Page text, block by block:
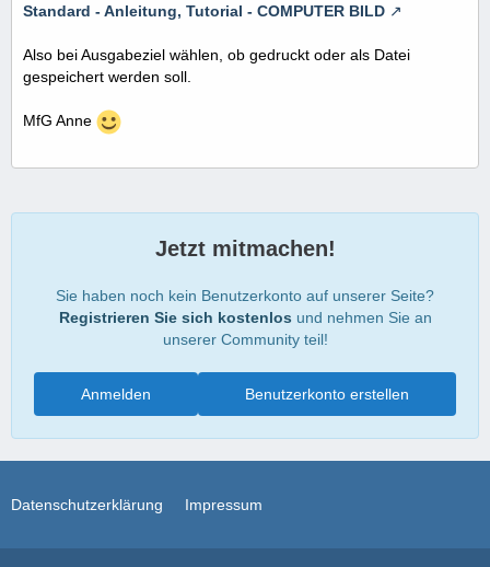
Standard - Anleitung, Tutorial - COMPUTER BILD
Also bei Ausgabeziel wählen, ob gedruckt oder als Datei
gespeichert werden soll.
MfG Anne
Jetzt mitmachen!
Sie haben noch kein Benutzerkonto auf unserer Seite?
Registrieren Sie sich kostenlos und nehmen Sie an
unserer Community teil!
Benutzerkonto erstellen
Anmelden
Datenschutzerklärung Impressum